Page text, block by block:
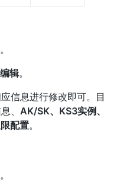
编辑。
信息进行修改即可。目
、 AK/SK、KS3实例、
配置。